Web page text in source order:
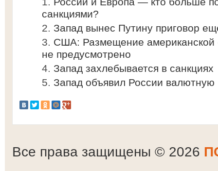
санкциями?
Запад вынес Путину приговор
США: Размещение
не предусмотрено
Запад захлебывается в санкциях
Запад объявил России валютную
Все права защищены © 2026